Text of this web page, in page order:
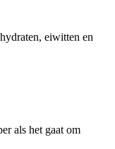
eiwitten en
als het gaat om